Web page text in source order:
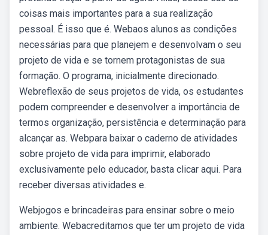
coisas mais importantes para a sua realização
pessoal. É isso que é. Webaos alunos as condições
necessárias para que planejem e desenvolvam o seu
projeto de vida e se tornem protagonistas de sua
formação. O programa, inicialmente direcionado.
Webreflexão de seus projetos de vida, os estudantes
podem compreender e desenvolver a importância de
termos organização, persistência e determinação para
alcançar as. Webpara baixar o caderno de atividades
sobre projeto de vida para imprimir, elaborado
exclusivamente pelo educador, basta clicar aqui. Para
receber diversas atividades e.
Webjogos e brincadeiras para ensinar sobre o meio
ambiente. Webacreditamos que ter um projeto de vida